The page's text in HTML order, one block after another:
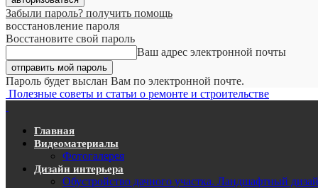
Забыли пароль? получить помощь
восстановление пароля
Восстановите свой пароль
Ваш адрес электронной почты
Пароль будет выслан Вам по электронной почте.
Полезные советы и статьи о ремонте и строительстве
Главная
Видеоматериалы
Фотогалерея
Дизайн интерьера
Обустройство дачного участка. Ландшафтный